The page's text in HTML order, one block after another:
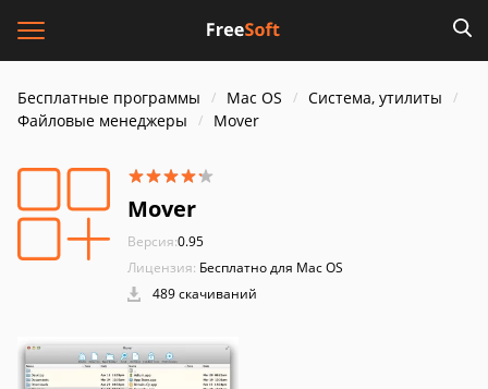
Бесплатные программы Mac OS
Система, утилиты
Файловые менеджеры
Mover
Mover
Версия:0.95
Лицензия: Бесплатно для Mac OS
489 скачиваний